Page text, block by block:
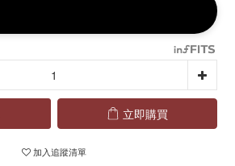
立即購買
加入追蹤清單